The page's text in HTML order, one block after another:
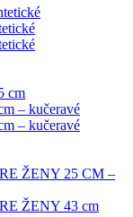
cm
– kučeravé
– kučeravé
ŽENY 25 CM –
ŽENY 43 cm